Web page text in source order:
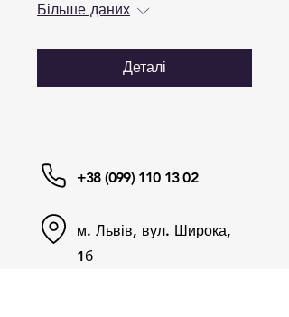
Більше даних
Деталі
+38 (099)110 13 02
м. Львів, вул. Широка,
1б